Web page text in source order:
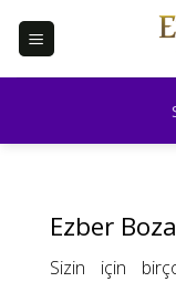
Ezber
Sizin için